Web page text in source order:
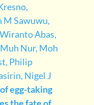
M Sawuwu,
Abas,
Nur, Moh
Philip
Nigel J
egg-taking